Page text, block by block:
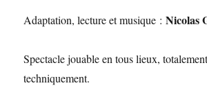
Adaptation, lecture et musique :Nicolas
Spectacle jouable en tous lieux,
techniquement.